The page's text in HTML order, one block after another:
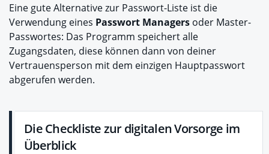
Eine gute Alternative zur Passwort-Liste ist die
Verwendung eines Passwort Managers oder Master-
Passwortes: Das Programm speichert alle
Zugangsdaten, diese können dann von deiner
Vertrauensperson mit dem einzigen Hauptpasswort
abgerufen werden.
Die Checkliste zur digitalen Vorsorge im
Überblick